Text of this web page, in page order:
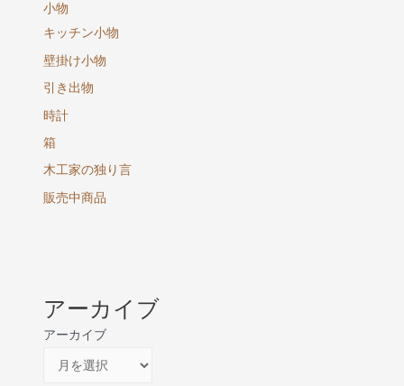
小物
キッチン小物
壁掛け小物
引き出物
時計
箱
木工家の独り言
販売中商品
アーカイブ
アーカイブ